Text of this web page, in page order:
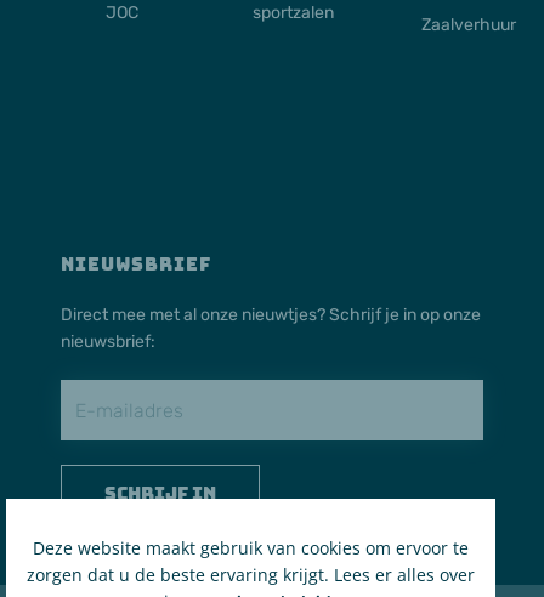
NIEUWSBRIEF
Direct mee met al onze nieuwtjes? Schrijf je in op onze
nieuwsbrief:
Schrijf in
JOC
sportzalen
Zaalverhuur
Deze website maakt gebruik van cookies om ervoor te
zorgen dat u de beste ervaring krijgt. Lees er alles over